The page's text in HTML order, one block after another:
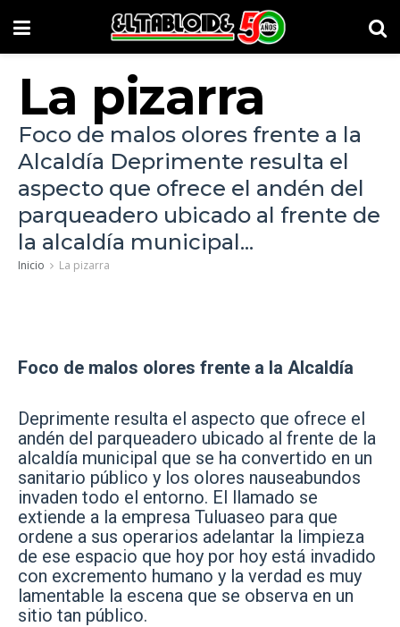
La pizarra
Foco de malos olores frente a la
Alcaldía Deprimente resulta el
aspecto que ofrece el andén del
parqueadero ubicado al frente de
la alcaldía municipal...
Inicio La pizarra
Foco de malos olores frente a la Alcaldía
Deprimente resulta el aspecto que ofrece el
andén del parqueadero ubicado al frente de la
alcaldía municipal que se ha convertido en un
sanitario público y los olores nauseabundos
invaden todo el entorno. El llamado se
extiende a la empresa Tuluaseo para que
ordene a sus operarios adelantar la limpieza
de ese espacio que hoy por hoy está invadido
con excremento humano y la verdad es muy
lamentable la escena que se observa en un
sitio tan público.